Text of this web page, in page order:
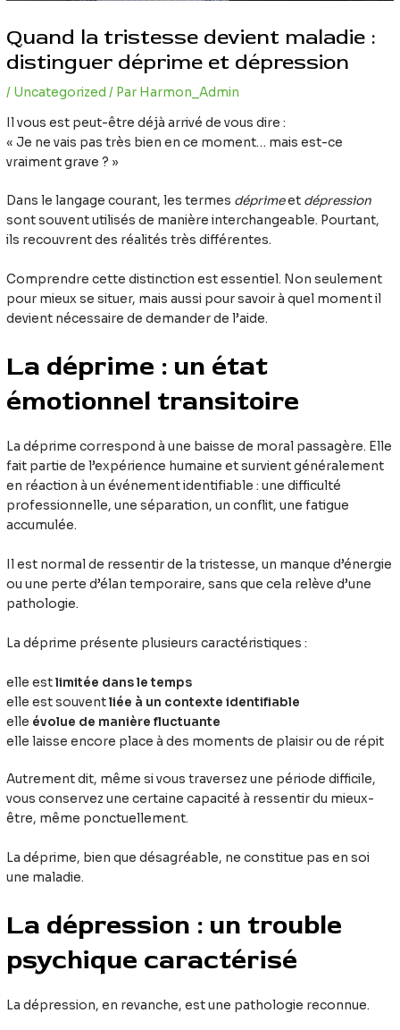
Quand la tristesse devient maladie :
distinguer déprime et dépression
/ Uncategorized / Par Harmon_Admin
Il vous est peut-être déjà arrivé de vous dire :
« Je ne vais pas très bien en ce moment… mais est-ce
vraiment grave ? »
Dans le langage courant, les termes déprimeet dépression
sont souvent utilisés de manière interchangeable. Pourtant,
ils recouvrent des réalités très différentes.
Comprendre cette distinction est essentiel. Non seulement
pour mieux se situer, mais aussi pour savoir à quel moment il
devient nécessaire de demander de l’aide.
La déprime : un état
émotionnel transitoire
La déprime correspond à une baisse de moral passagère. Elle
fait partie de l’expérience humaine et survient généralement
en réaction à un événement identifiable : une difficulté
professionnelle, une séparation, un conflit, une fatigue
accumulée.
Il est normal de ressentir de la tristesse, un manque d’énergie
ou une perte d’élan temporaire, sans que cela relève d’une
pathologie.
La déprime présente plusieurs caractéristiques :
elle estlimitée dans le temps
elle est souventliée à un contexte identifiable
elle évolue de manière fluctuante
elle laisse encore place à des moments de plaisir ou de répit
Autrement dit, même si vous traversez une période difficile,
vous conservez une certaine capacité à ressentir du mieux-
être, même ponctuellement.
La déprime, bien que désagréable, ne constitue pas en soi
une maladie.
La dépression : un trouble
psychique caractérisé
La dépression, en revanche, est une pathologie reconnue.